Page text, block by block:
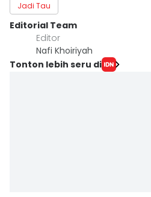
Jadi Tau
Editorial Team
Editor
Nafi Khoiriyah
Tonton lebih seru di